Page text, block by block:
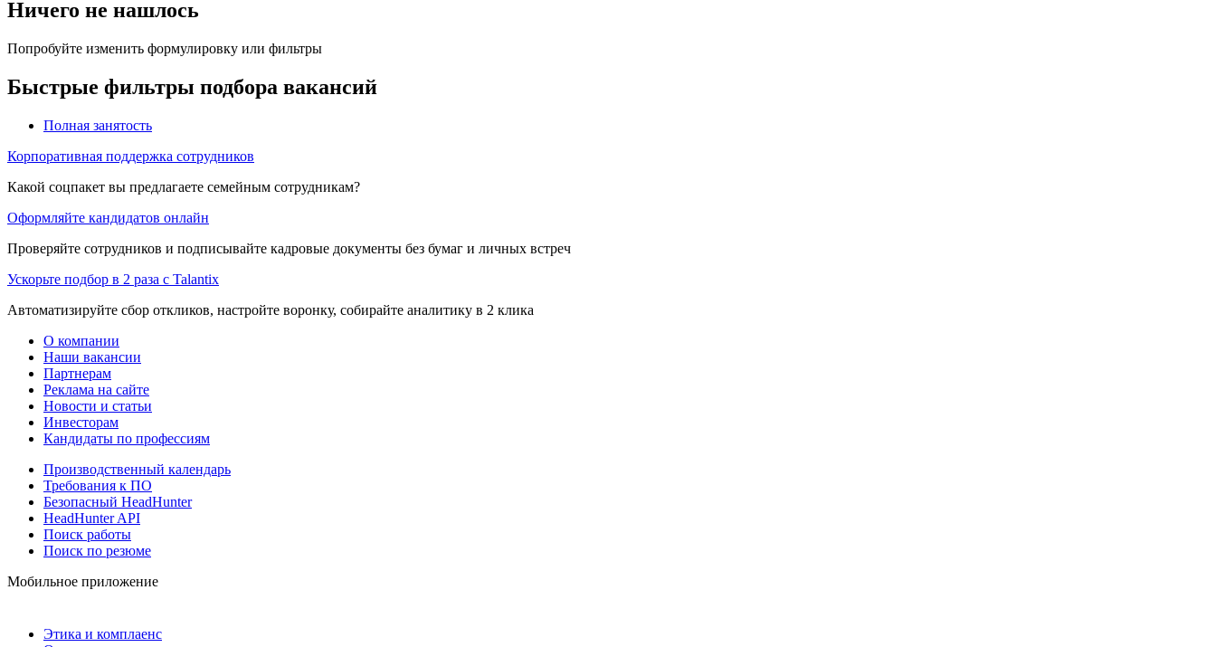
Ничего не нашлось
Попробуйте изменить формулировку или фильтры
Быстрые фильтры подбора вакансий
Полная занятость
Корпоративная поддержка сотрудников
Какой соцпакет вы предлагаете семейным сотрудникам?
Оформляйте кандидатов онлайн
Проверяйте сотрудников и подписывайте кадровые документы без бумаг и личных встреч
Ускорьте подбор в 2 раза с Talantix
Автоматизируйте сбор откликов, настройте воронку, собирайте аналитику в 2 клика
О компании
Наши вакансии
Партнерам
Реклама на сайте
Новости и статьи
Инвесторам
Кандидаты по профессиям
Производственный календарь
Требования к ПО
Безопасный HeadHunter
HeadHunter API
Поиск работы
Поиск по резюме
Мобильное приложение
Этика и комплаенс